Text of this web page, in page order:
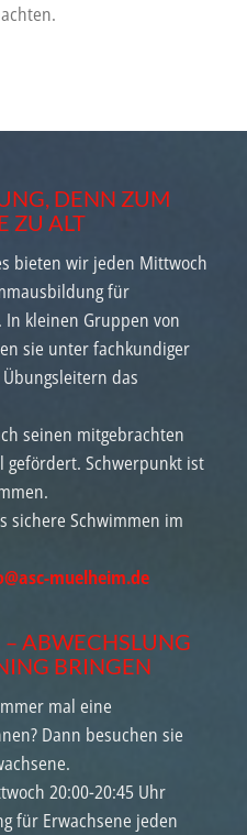
DENN ZUM
ZU ALT
bieten wir jeden Mittwoch
für
In kleinen Gruppen von
sie unter fachkundiger
das
seinen mitgebrachten
gefördert. Schwerpunkt ist
sichere Schwimmen im
muelheim.de
ABWECHSLUNG
BRINGEN
mal eine
Dann besuchen sie
20:00-20:45 Uhr
für Erwachsene jeden